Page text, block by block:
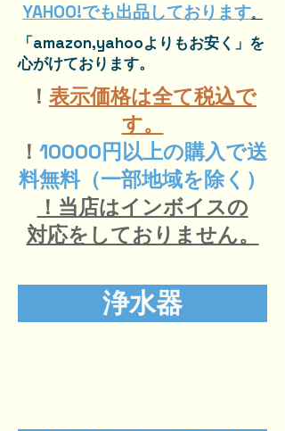
YAHOO!でも出品しております。
「amazon,yahooよりもお安く」を
心がけております。
！​ ​表示価格は全て税込で
す。
！ 10000円以上の購入で送
料無料（一部地域を除く）
！当店はインボイスの
対応をしておりません。
浄水器